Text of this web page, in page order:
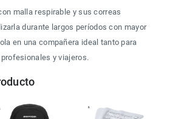
malla respirable y sus correas
durante largos períodos con mayor
en una compañera ideal tanto para
y viajeros.